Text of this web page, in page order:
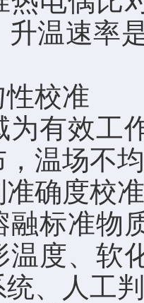
升温速率
校准
为有效工
，温场不
准确度校
融标准物
温度、软
统、人工